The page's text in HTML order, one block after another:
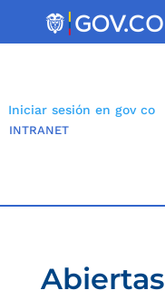
Iniciar sesión en gov co
INTRANET
Abiertas